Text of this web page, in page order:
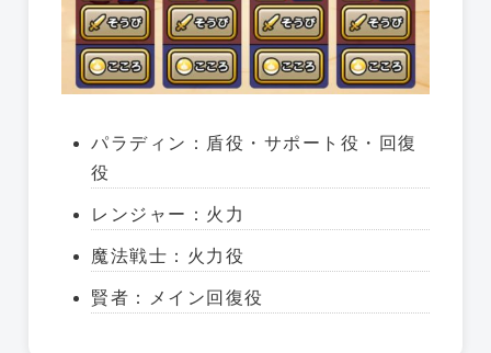
パラディン：盾役・サポート役・回復
役
レンジャー：火力
魔法戦士：火力役
賢者：メイン回復役